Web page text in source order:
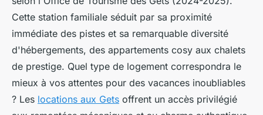
Cette station familiale séduit par sa proximité
immédiate des pistes et sa remarquable diversité
d'hébergements, des appartements cosy aux chalets
de prestige. Quel type de logement correspondra le
mieux à vos attentes pour des vacances inoubliables
? Les locations aux Gets offrent un accès privilégié